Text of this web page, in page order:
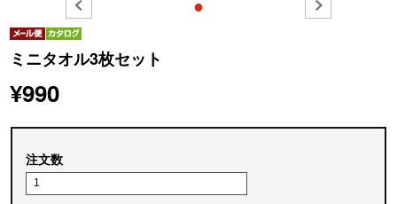
ミニタオル3枚セット
¥990
注文数